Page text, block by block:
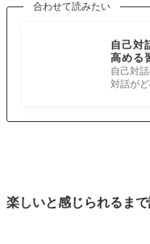
合わせて読みたい
自己対
高める
自己対
対話が
楽しいと感じられるま